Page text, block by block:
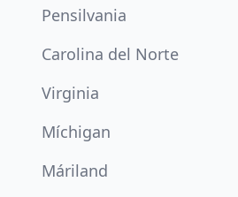
Pensilvania
Carolina del Norte
Virginia
Míchigan
Máriland